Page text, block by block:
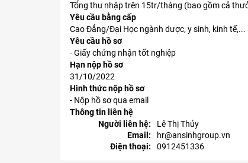
Tổng thu nhập trên 15tr/tháng (bao gồm cả
Yêu cầu bằng cấp
Cao Đẳng/Đại Học ngành dược, y sinh, kinh
Yêu cầu hồ sơ
- Giấy chứng nhận tốt nghiệp
Hạn nộp hồ sơ
31/10/2022
Hình thức nộp hồ sơ
- Nộp hồ sơ qua email
Thông tin liên hệ
Người liên hệ:
Lê Thị Thủy
Email:
hr@ansinhgroup.vn
Điện thoại:
0912451336